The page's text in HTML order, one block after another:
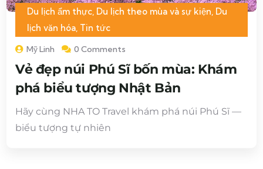
Du lịch ẩm thực, Du lịch theo mùa và sự kiện, Du
lịch văn hóa, Tin tức
Mỹ Linh 0 Comments
Vẻ đẹp núi Phú Sĩ bốn mùa: Khám
phá biểu tượng Nhật Bản
Hãy cùng NHA TO Travel khám phá núi Phú Sĩ —
biểu tượng tự nhiên